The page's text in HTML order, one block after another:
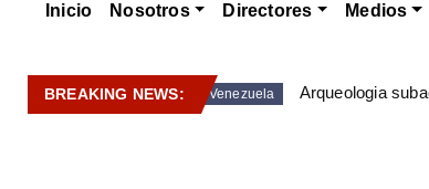
Inicio Nosotros Directores Medios
BREAKING NEWS: Venezuela Arqueologia